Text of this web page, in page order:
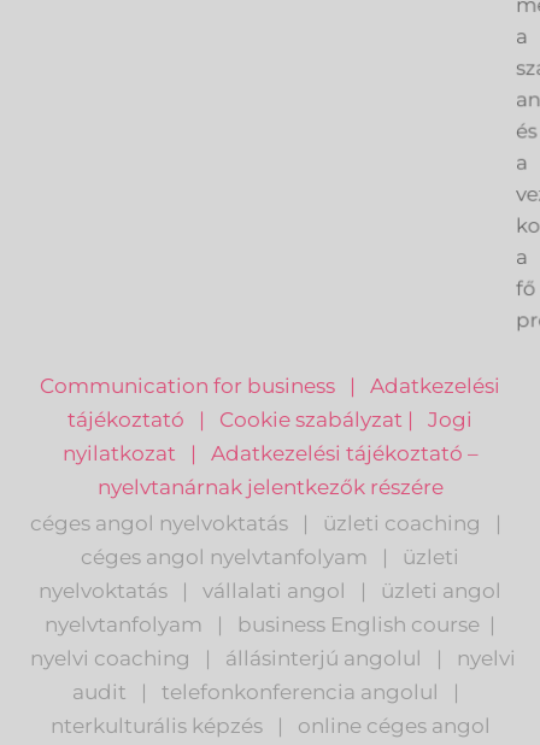
a
és
a
a
Communication for business | Adatkezelési
tájékoztató | Cookie szabályzat | Jogi
nyilatkozat | Adatkezelési tájékoztató –
nyelvtanárnak jelentkezők részére
céges angol nyelvoktatás
| üzleti coaching
|
céges angol nyelvtanfolyam
|
üzleti
nyelvoktatás
| vállalati angol |
üzleti angol
nyelvtanfolyam
| business English course |
nyelvi coaching
| állásinterjú angolul |
nyelvi
audit
| telefonkonferencia angolul
|
nterkulturális képzés
| online céges angol